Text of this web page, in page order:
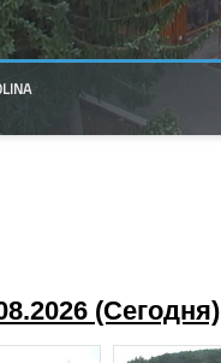
(Cегодня)